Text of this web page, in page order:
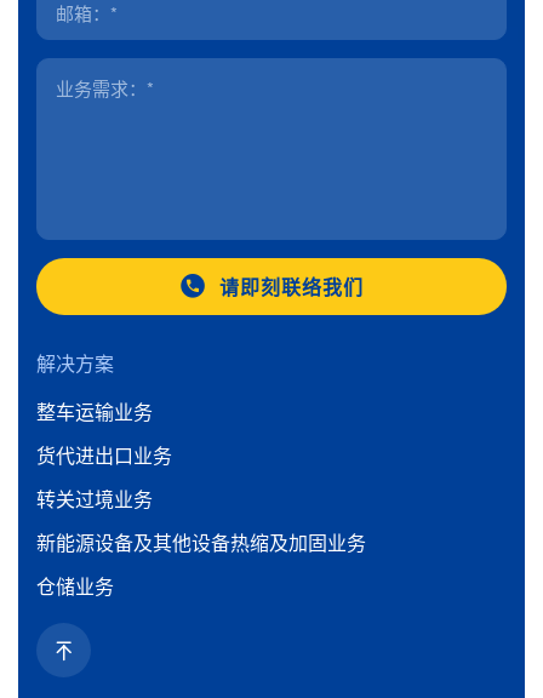
请即刻联络我们
解决方案
整车运输业务
货代进出口业务
转关过境业务
新能源设备及其他设备热缩及加固业务
仓储业务